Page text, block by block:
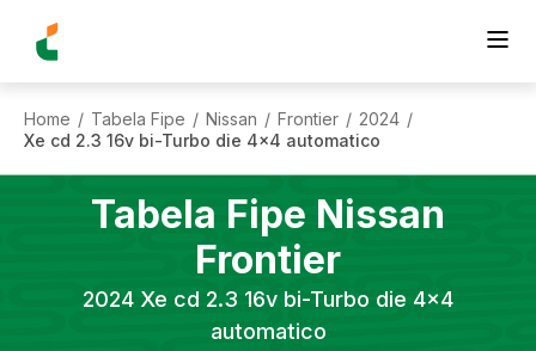
Home / Tabela Fipe / Nissan / Frontier / 2024 /
Xe cd 2.3 16v bi-Turbo die 4x4 automatico
Tabela Fipe Nissan
Frontier
2024 Xe cd 2.3 16v bi-Turbo die 4x4
automatico